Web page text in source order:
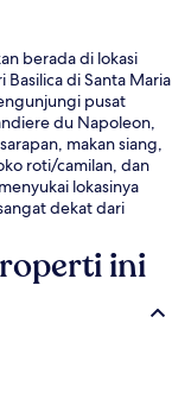
berada di lokasi
Basilica di Santa Maria
pusat
du Napoleon,
makan siang,
roti/camilan, dan
lokasinya
dekat dari
ini